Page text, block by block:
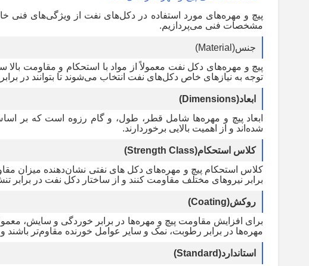
پیچ و مهره‌های مورد استفاده در دکل‌های نفت از ویژگی‌های فنی
مشخصات فنی می‌پردازیم.
جنس(Material)
پیچ و مهره‌های دکل نفت معمولاً از مواد با استحکام و مقاومت بالا
توجه به نیازهای خاص دکل‌های نفت انتخاب می‌شوند تا بتوانند در
ابعاد(Dimensions)
ابعاد پیچ و مهره‌ها شامل قطر، طول، و گام رزوه است که بر
شده‌اند و از اهمیت بالایی برخوردارند.
کلاس استحکام(Strength Class)
کلاس استحکام پیچ و مهره‌های دکل های نفتی نشان‌دهنده میزان
برابر نیروهای مختلف مقاومت کنند و از ساختار دکل نفت در
روکش(Coating)
برای افزایش مقاومت پیچ و مهره‌ها در برابر خوردگی و سایش،
مهره‌ها در برابر رطوبت، نمک و سایر عوامل خورنده مقاوم‌تر باشند و
استاندارد(Standard)